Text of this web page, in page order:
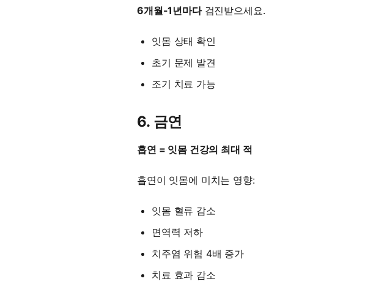
6개월-1년마다검진받으세요.
잇몸 상태 확인
초기 문제 발견
조기 치료 가능
6. 금연
흡연 = 잇몸 건강의 최대 적
흡연이 잇몸에 미치는 영향:
잇몸 혈류 감소
면역력 저하
치주염 위험 4배 증가
치료 효과 감소